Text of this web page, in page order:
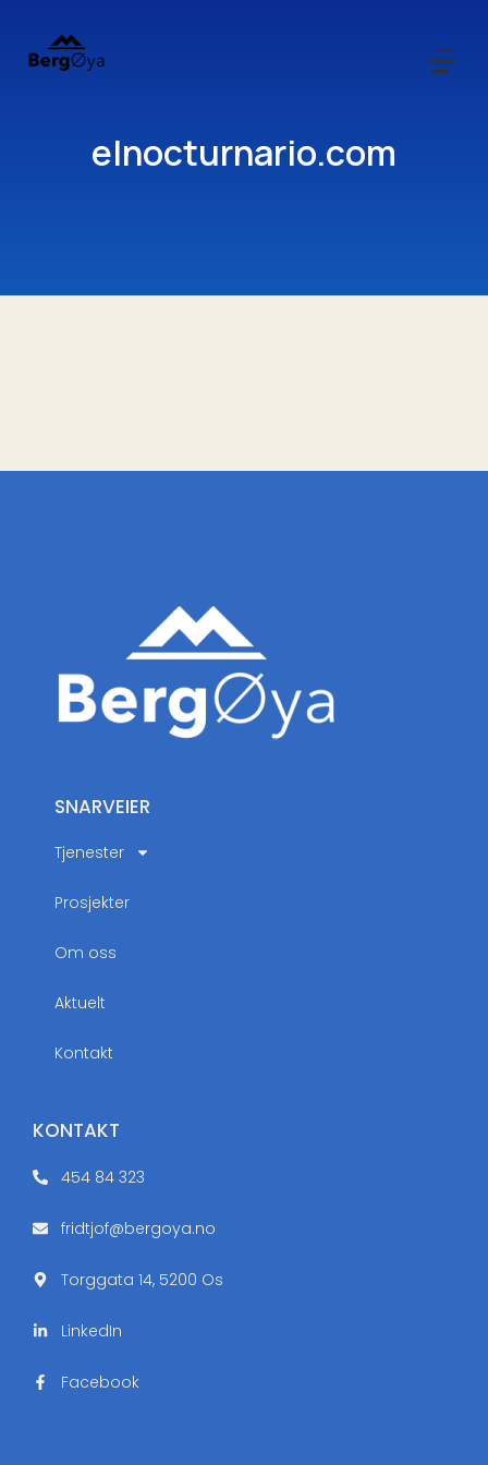
elnocturnario.com
SNARVEIER
Tjenester
Prosjekter
Om oss
Aktuelt
Kontakt
KONTAKT
454 84 323
fridtjof@bergoya.no
Torggata 14, 5200 Os
LinkedIn
Facebook